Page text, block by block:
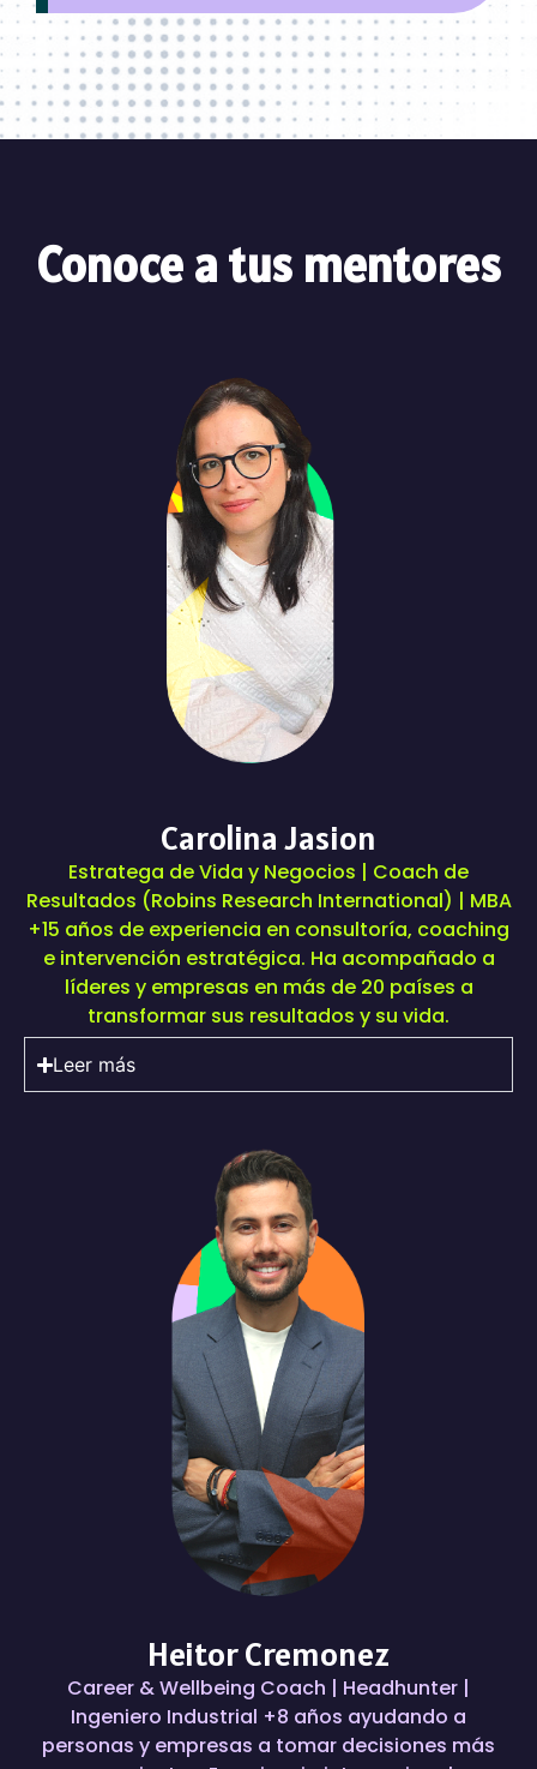
Conoce a tus mentores
Carolina Jasion
Estratega de Vida y Negocios | Coach de
Resultados (Robins Research International) | MBA
+15 años de experiencia en consultoría, coaching
e intervención estratégica. Ha acompañado a
líderes y empresas en más de 20 países a
transformar sus resultados y su vida.
Leer más
Heitor Cremonez
Career & Wellbeing Coach | Headhunter |
Ingeniero Industrial +8 años ayudando a
personas y empresas a tomar decisiones más